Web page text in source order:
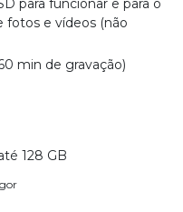
para funcionar e para o
e vídeos (não
min de gravação)
128 GB